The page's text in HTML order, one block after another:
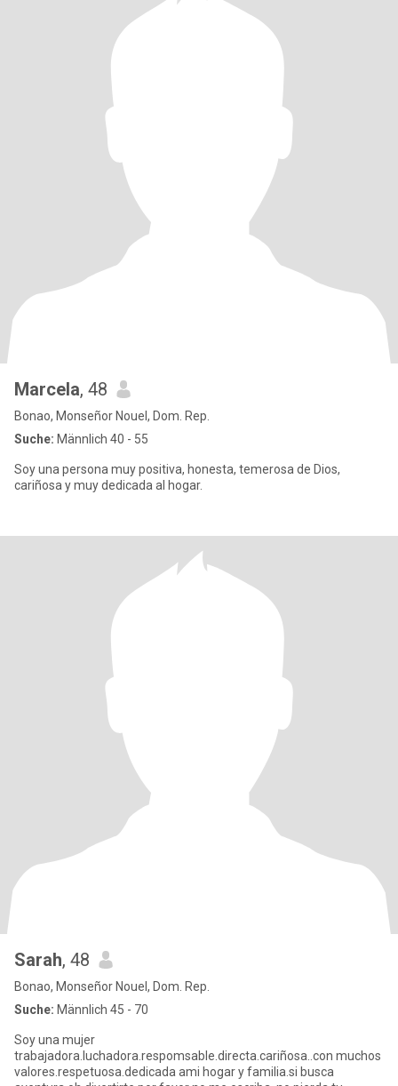
Marcela, 48
Bonao, Monseñor Nouel, Dom. Rep.
Suche: Männlich 40 - 55
Soy una persona muy positiva, honesta, temerosa de Dios,
cariñosa y muy dedicada al hogar.
Sarah, 48
Bonao, Monseñor Nouel, Dom. Rep.
Suche: Männlich 45 - 70
Soy una mujer
trabajadora.luchadora.respomsable.directa.cariñosa..con muchos
valores.respetuosa.dedicada ami hogar y familia.si busca